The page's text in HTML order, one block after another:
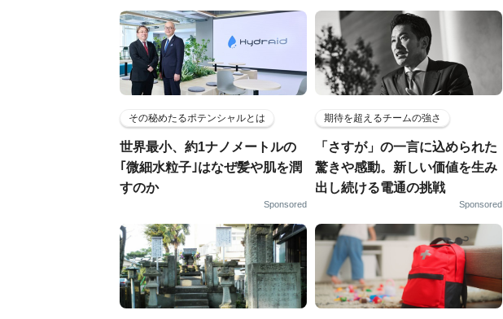
その秘めたるポテンシャルとは
世界最小、約1ナノメートルの
｢微細水粒子｣はなぜ髪や肌を潤
すのか
Sponsored
期待を超えるチームの強さ
「さすが」の一言に込められた
驚きや感動。新しい価値を生み
出し続ける電通の挑戦
Sponsored